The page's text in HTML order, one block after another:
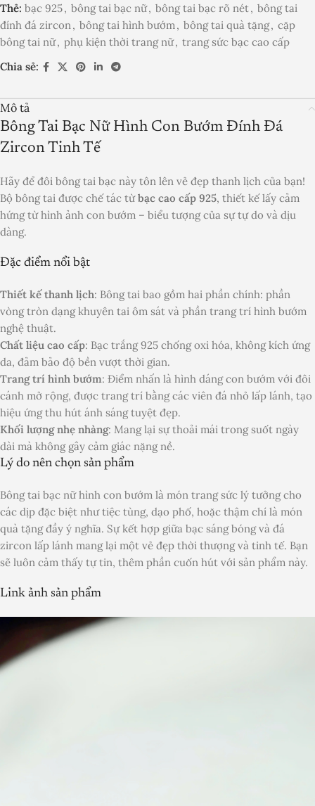
Thẻ: bạc 925, bông tai bạc nữ, bông tai bạc rõ nét, bông tai
đính đá zircon, bông tai hình bướm, bông tai quà tặng, cặp
bông tai nữ, phụ kiện thời trang nữ, trang sức bạc cao cấp
Chia sẻ:
Mô tả
Bông Tai Bạc Nữ Hình Con Bướm Đính Đá
Zircon Tinh Tế
Hãy để đôi bông tai bạc này tôn lên vẻ đẹp thanh lịch của bạn!
Bộ bông tai được chế tác từbạc cao cấp 925, thiết kế lấy cảm
hứng từ hình ảnh con bướm – biểu tượng của sự tự do và dịu
dàng.
Đặc điểm nổi bật
Thiết kế thanh lịch: Bông tai bao gồm hai phần chính: phần
vòng tròn dạng khuyên tai ôm sát và phần trang trí hình bướm
nghệ thuật.
Chất liệu cao cấp: Bạc trắng 925 chống oxi hóa, không kích ứng
da, đảm bảo độ bền vượt thời gian.
Trang trí hình bướm: Điểm nhấn là hình dáng con bướm với đôi
cánh mở rộng, được trang trí bằng các viên đá nhỏ lấp lánh, tạo
hiệu ứng thu hút ánh sáng tuyệt đẹp.
Khối lượng nhẹ nhàng: Mang lại sự thoải mái trong suốt ngày
dài mà không gây cảm giác nặng nề.
Lý do nên chọn sản phẩm
Bông tai bạc nữ hình con bướm là món trang sức lý tưởng cho
các dịp đặc biệt như tiệc tùng, dạo phố, hoặc thậm chí là món
quà tặng đầy ý nghĩa. Sự kết hợp giữa bạc sáng bóng và đá
zircon lấp lánh mang lại một vẻ đẹp thời thượng và tinh tế. Bạn
sẽ luôn cảm thấy tự tin, thêm phần cuốn hút với sản phẩm này.
Link ảnh sản phẩm